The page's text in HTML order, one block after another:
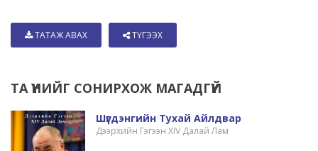
ТАТАЖ АВАХ ТҮГЭЭХ
ТА ҮҮНИЙГ СОНИРХОЖ МАГАДГҮЙ
Шүгдэнгийн Тухай Айлдвар
Дээрхийн Гэгээн XIV Далай Лам